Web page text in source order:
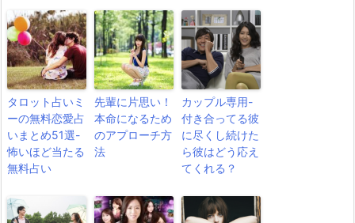
タロット占いミ
ーの無料恋愛占
いまとめ51選-
怖いほど当たる
無料占い
先輩に片思い！
本命になるため
のアプローチ方
法
カップル専用-
付き合ってる彼
に尽くし続けた
ら彼はどう応え
てくれる？